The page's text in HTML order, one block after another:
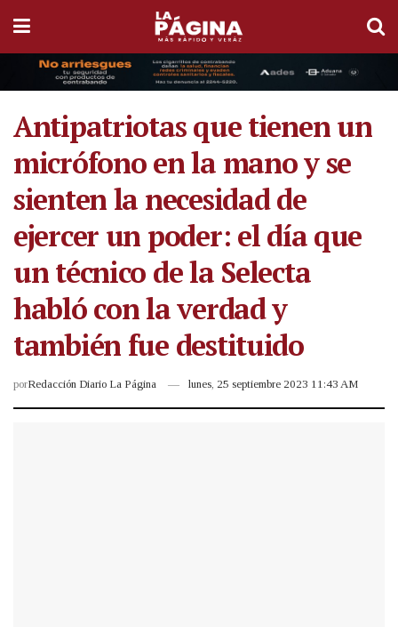
Antipatriotas que tienen un
micrófono en la mano y se
sienten la necesidad de
ejercer un poder: el día que
un técnico de la Selecta
habló con la verdad y
también fue destituido
porRedacción Diario La Página lunes, 25 septiembre 2023 11:43 AM